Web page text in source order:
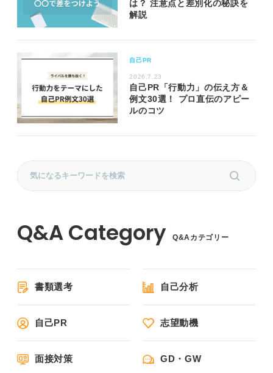
は？ 注意点と差別化の秘訣を
解説
自己PR
2026.7.23
自己PR「行動力」の伝え方＆
例文30選！ プロ直伝のアピー
ルのコツ
Q&Aカテゴリー
書類選考 自己分析
自己PR 志望動機
面接対策 GD・GW